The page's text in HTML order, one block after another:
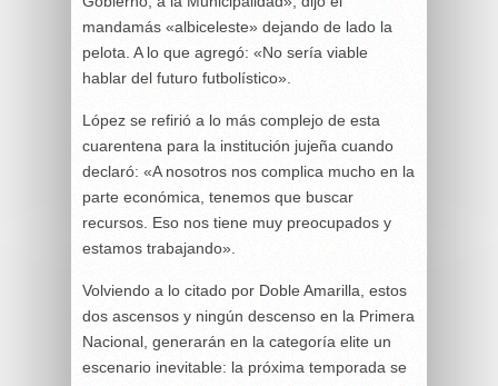
mandamás «albiceleste» dejando de lado la
pelota. A lo que agregó: «No sería viable
hablar del futuro futbolístico».
López se refirió a lo más complejo de esta
cuarentena para la institución jujeña cuando
declaró: «A nosotros nos complica mucho en la
parte económica, tenemos que buscar
recursos. Eso nos tiene muy preocupados y
estamos trabajando».
Volviendo a lo citado por Doble Amarilla, estos
dos ascensos y ningún descenso en la Primera
Nacional, generarán en la categoría elite un
escenario inevitable: la próxima temporada se